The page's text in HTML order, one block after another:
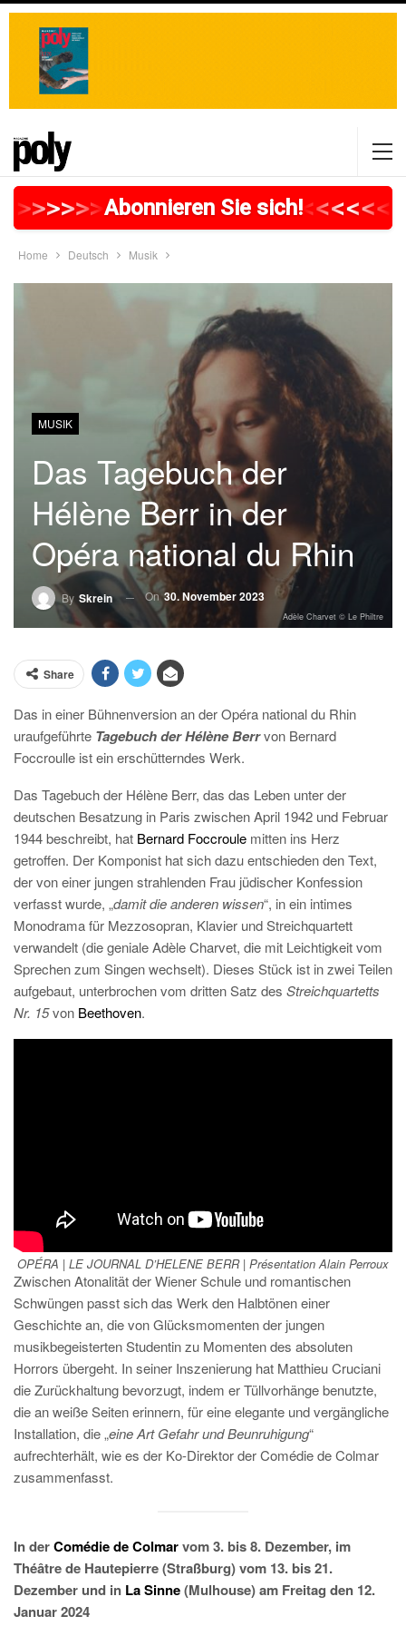
>>>>>>>>>>>>>>>>>
Abonnieren Sie sich!<<<<<<<
Home Deutsch Musik
MUSIK
Das Tagebuch der
Hélène Berr in der
Opéra national du Rhin
By Skrein On30. November 2023
Adèle Charvet © Le Philtre
Share
Das in einer Bühnenversion an der Opéra national du Rhin
uraufgeführte Tagebuch der Hélène Berrvon Bernard
Foccroulle ist ein erschütterndes Werk.
Das Tagebuch der Hélène Berr, das das Leben unter der
deutschen Besatzung in Paris zwischen April 1942 und Februar
1944 beschreibt, hat Bernard Foccroule mitten ins Herz
getroffen. Der Komponist hat sich dazu entschieden den Text,
der von einer jungen strahlenden Frau jüdischer Konfession
verfasst wurde, „damit die anderen wissen“, in ein intimes
Monodrama für Mezzosopran, Klavier und Streichquartett
verwandelt (die geniale Adèle Charvet, die mit Leichtigkeit vom
Sprechen zum Singen wechselt). Dieses Stück ist in zwei Teilen
aufgebaut, unterbrochen vom dritten Satz des Streichquartetts
Nr. 15von Beethoven.
OPÉRA | LE JOURNAL D’HELENE BERR | Présentation Alain Perroux
Zwischen Atonalität der Wiener Schule und romantischen
Schwüngen passt sich das Werk den Halbtönen einer
Geschichte an, die von Glücksmomenten der jungen
musikbegeisterten Studentin zu Momenten des absoluten
Horrors übergeht. In seiner Inszenierung hat Matthieu Cruciani
die Zurückhaltung bevorzugt, indem er Tüllvorhänge benutzte,
die an weiße Seiten erinnern, für eine elegante und vergängliche
Installation, die „eine Art Gefahr und Beunruhigung“
aufrechterhält, wie es der Ko-Direktor der Comédie de Colmar
zusammenfasst.
In derComédie de Colmarvom 3. bis 8. Dezember, im
Théâtre de Hautepierre (Straßburg) vom 13. bis 21.
Dezember und in La Sinne(Mulhouse) am Freitag den 12.
Januar 2024